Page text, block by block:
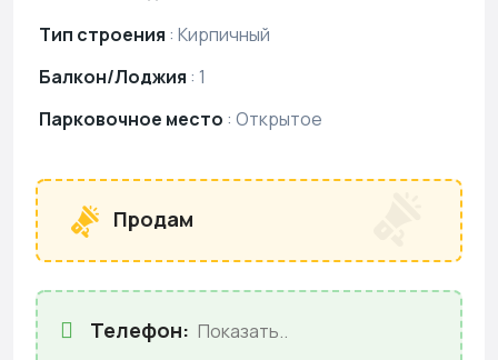
Тип строения : Кирпичный
Балкон/Лоджия : 1
Парковочное место : Открытое
Продам
Телефон: Показать..